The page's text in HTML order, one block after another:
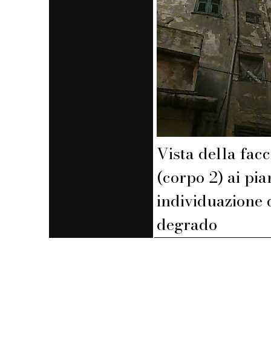
Vista della
(corpo 2) ai
individuazione
degrado